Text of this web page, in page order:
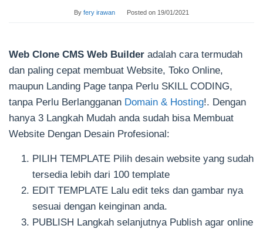
By fery irawan Posted on 19/01/2021
Web Clone CMS Web Builder adalah cara termudah
dan paling cepat membuat Website, Toko Online,
maupun Landing Page tanpa Perlu SKILL CODING,
tanpa Perlu Berlangganan Domain & Hosting!. Dengan
hanya 3 Langkah Mudah anda sudah bisa Membuat
Website Dengan Desain Profesional:
PILIH TEMPLATE Pilih desain website yang sudah
tersedia lebih dari 100 template
EDIT TEMPLATE Lalu edit teks dan gambar nya
sesuai dengan keinginan anda.
PUBLISH Langkah selanjutnya Publish agar online